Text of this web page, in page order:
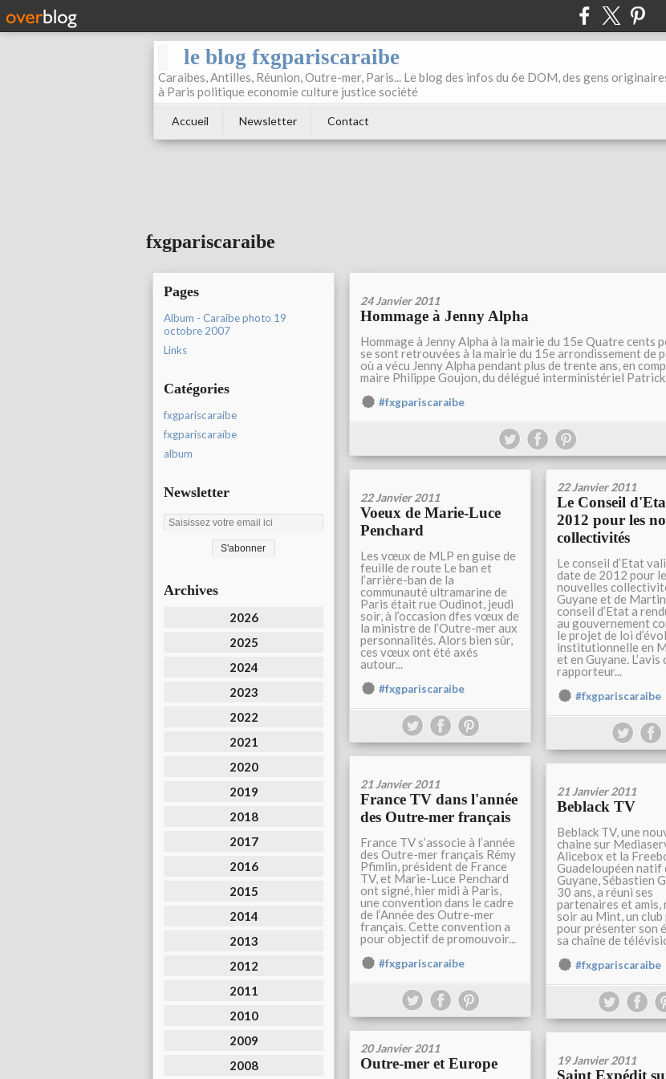
le blog fxgpariscaraibe
Caraibes, Antilles, Réunion, Outre-mer, Paris... Le blog des infos du 6e DOM, des gens
à Paris politique economie culture justice société
Accueil Newsletter Contact
fxgpariscaraibe
Pages
Album - Caraibe photo 19
octobre 2007
Links
Catégories
fxgpariscaraibe
fxgpariscaraïbe
album
Newsletter
Archives
2026
2025
2024
2023
2022
2021
2020
2019
2018
2017
2016
2015
2014
2013
2012
2011
2010
2009
2008
24 Janvier 2011
Hommage à Jenny Alpha
Hommage à Jenny Alpha à la mairie du 15e Quatre cents
se sont retrouvées à la mairie du 15e arrondissement de
où a vécu Jenny Alpha pendant plus de trente ans, en
maire Philippe Goujon, du délégué interministériel
#fxgpariscaraibe
22 Janvier 2011
Voeux de Marie-Luce
Penchard
Les vœux de MLP en guise de
feuille de route Le ban et
l’arrière-ban de la
communauté ultramarine de
Paris était rue Oudinot, jeudi
soir, à l’occasion dfes vœux de
la ministre de l’Outre-mer aux
personnalités. Alors bien sûr,
ces vœux ont été axés
autour...
#fxgpariscaraibe
22 Janvier 2011
Le Conseil
2012 pour les
collectivités
Le conseil d’Etat
date de 2012 pour
nouvelles
Guyane et de
conseil d’Etat a
au gouvernement
le projet de loi
institutionnelle en
et en Guyane. L’avis
rapporteur...
#fxgpariscaraibe
21 Janvier 2011
France TV dans l'année
des Outre-mer français
France TV s’associe à l’année
des Outre-mer français Rémy
Pfimlin, président de France
TV, et Marie-Luce Penchard
ont signé, hier midi à Paris,
une convention dans le cadre
de l’Année des Outre-mer
français. Cette convention a
pour objectif de promouvoir...
#fxgpariscaraibe
21 Janvier 2011
Beblack TV
Beblack TV, une
chaine sur
Alicebox et la
Guadeloupéen natif
Guyane, Sébastien
30 ans, a réuni ses
partenaires et amis,
soir au Mint, un club
pour présenter son
sa chaîne de
#fxgpariscaraibe
20 Janvier 2011
Outre-mer et Europe 19 Janvier 2011
Saint Expédit